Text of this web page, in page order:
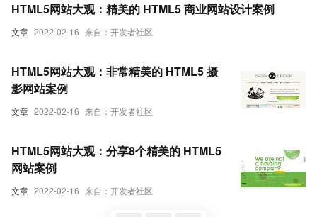
文章 2022-02-16 来自：开发者社区
HTML5网站大观：精美的 HTML5 商业网站设计案例
文章 2022-02-16 来自：开发者社区
HTML5网站大观：非常精美的 HTML5 摄
影网站案例
文章 2022-02-16 来自：开发者社区
HTML5网站大观：分享8个精美的 HTML5
网站案例